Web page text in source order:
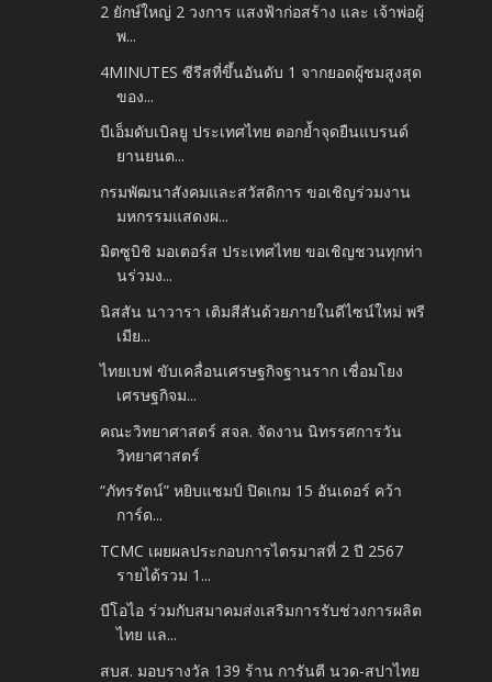
2 ยักษ์ใหญ่ 2 วงการ แสงฟ้าก่อสร้าง และ เจ้าพ่อผู้
พ...
4MINUTES ซีรีสที่ขึ้นอันดับ 1 จากยอดผู้ชมสูงสุด
ของ...
บีเอ็มดับเบิลยู ประเทศไทย ตอกย้ำจุดยืนแบรนด์
ยานยนต...
กรมพัฒนาสังคมและสวัสดิการ ขอเชิญร่วมงาน
มหกรรมแสดงผ...
มิตซูบิชิ มอเตอร์ส ประเทศไทย ขอเชิญชวนทุกท่า
นร่วมง...
นิสสัน นาวารา เติมสีสันด้วยภายในดีไซน์ใหม่ พรี
เมีย...
ไทยเบฟ ขับเคลื่อนเศรษฐกิจฐานราก เชื่อมโยง
เศรษฐกิจม...
คณะวิทยาศาสตร์ สจล. จัดงาน นิทรรศการวัน
วิทยาศาสตร์
“ภัทรรัตน์” หยิบแชมป์ ปิดเกม 15 อันเดอร์ คว้า
การ์ด...
TCMC เผยผลประกอบการไตรมาสที่ 2 ปี 2567
รายได้รวม 1...
บีโอไอ ร่วมกับสมาคมส่งเสริมการรับช่วงการผลิต
ไทย แล...
สบส. มอบรางวัล 139 ร้าน การันตี นวด-สปาไทย